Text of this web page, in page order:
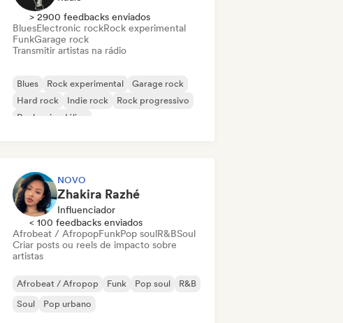
> 2900 feedbacks enviados
BluesElectronic rockRock experimental
FunkGarage rock
Transmitir artistas na rádio
Blues Rock experimental
Garage rock
Hard rock
Indie rock
Rock progressivo
Rock psicodélico
NOVO
Zhakira Razhé
Influenciador
< 100 feedbacks enviados
Afrobeat / AfropopFunkPop soulR&BSoul
Criar posts ou reels de impacto sobre
artistas
Afrobeat / Afropop Funk Pop soul
R&B
Soul
Pop urbano